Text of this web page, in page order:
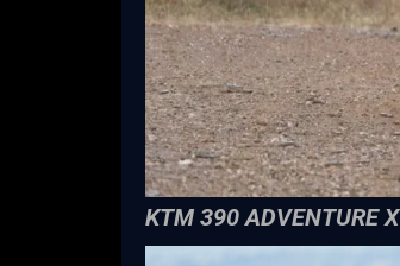
KTM 390 ADVENTURE X